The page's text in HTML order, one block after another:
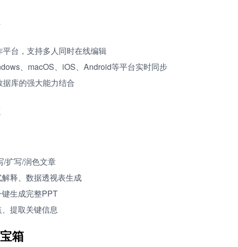
台，支持多人同时在线编辑
、macOS、iOS、Android等平台实时同步
库的强大能力结合
/扩写/润色文章
释、数据透视表生成
生成完整PPT
提取关键信息
箱